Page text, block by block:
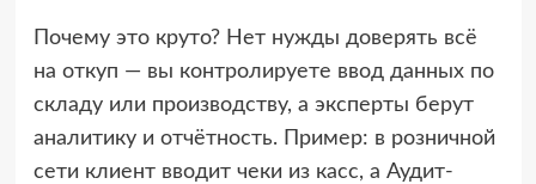
Почему это круто? Нет нужды доверять всё
на откуп — вы контролируете ввод данных по
складу или производству, а эксперты берут
аналитику и отчётность. Пример: в розничной
сети клиент вводит чеки из касс, а Аудит-